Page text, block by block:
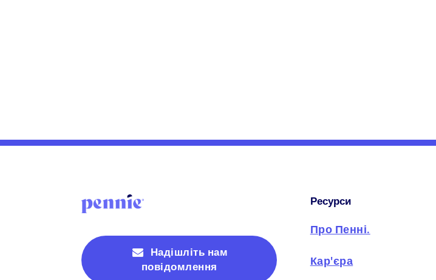
Надішліть нам
повідомлення
Ресурси
Про Пенні.
Кар'єра